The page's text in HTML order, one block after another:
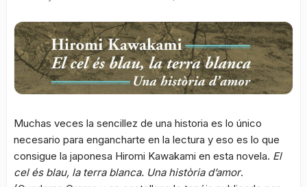
Muchas veces la sencillez de una historia es lo único
necesario para engancharte en la lectura y eso es lo que
consigue la japonesa Hiromi Kawakami en esta novela. El
cel és blau, la terra blanca. Una història d’amor.